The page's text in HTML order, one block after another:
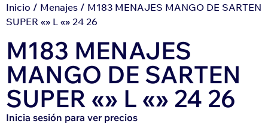
Inicio / Menajes / M183 MENAJES MANGO DE SARTEN
SUPER «» L «» 24 26
M183 MENAJES
MANGO DE SARTEN
SUPER «» L «» 24 26
Inicia sesión para ver precios